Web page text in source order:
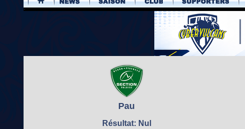
.
Pau
Résultat: Nul